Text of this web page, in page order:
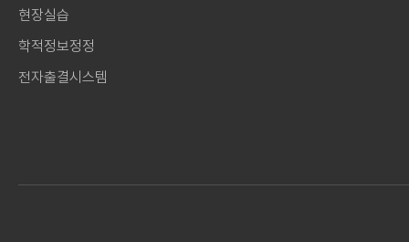
현장실습
학적정보정정
전자출결시스템